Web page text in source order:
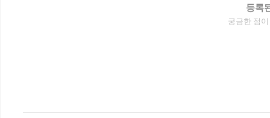
등록
궁금한 점